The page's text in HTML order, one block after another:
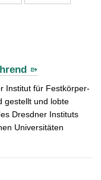
Institut für Festkörper-
gestellt und lobte
Dresdner Instituts
Universitäten